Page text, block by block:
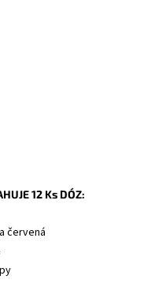
12 Ks DÓZ:
červená